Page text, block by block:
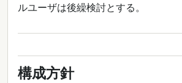
ルユーザは後繰検討とする。
構成方針